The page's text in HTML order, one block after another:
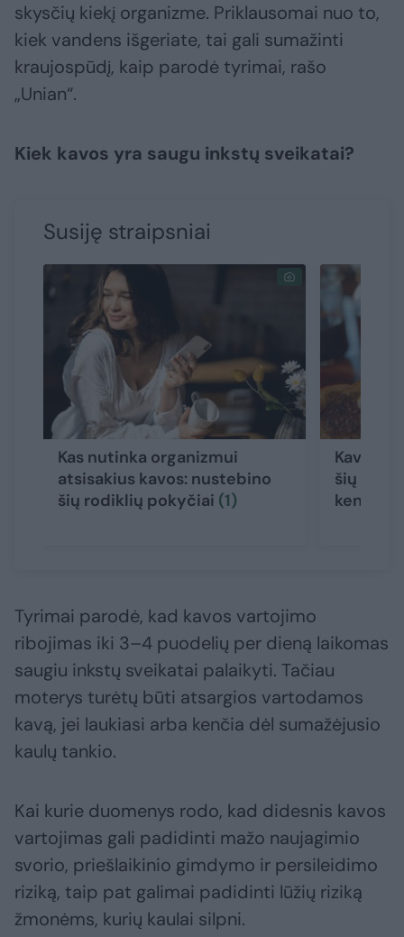
skysčių kiekį organizme. Priklausomai nuo to,
kiek vandens išgeriate, tai gali sumažinti
kraujospūdį, kaip parodė tyrimai, rašo
„Unian“.
Kiek kavos yra saugu inkstų sveikatai?
Susiję straipsniai
Kas nutinka organizmui
atsisakius kavos: nustebino
šių rodiklių pokyčiai (1)
Kavą
šių
Tyrimai parodė, kad kavos vartojimo
ribojimas iki 3–4 puodelių per dieną laikomas
saugiu inkstų sveikatai palaikyti. Tačiau
moterys turėtų būti atsargios vartodamos
kavą, jei laukiasi arba kenčia dėl sumažėjusio
kaulų tankio.
Kai kurie duomenys rodo, kad didesnis kavos
vartojimas gali padidinti mažo naujagimio
svorio, priešlaikinio gimdymo ir persileidimo
riziką, taip pat galimai padidinti lūžių riziką
žmonėms, kurių kaulai silpni.